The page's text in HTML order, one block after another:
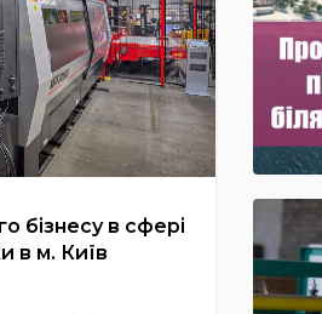
бізнесу в сфері
в м. Київ